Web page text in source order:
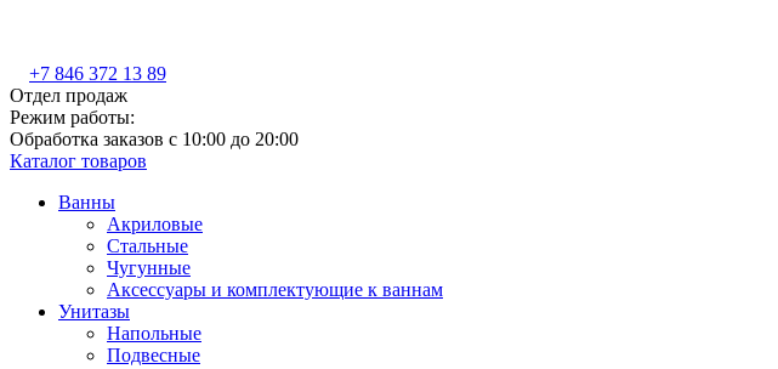
+7 846 372 13 89
Отдел продаж
Режим работы:
Обработка заказов с 10:00 до 20:00
Каталог товаров
Ванны
Акриловые
Стальные
Чугунные
Аксессуары и комплектующие к ваннам
Унитазы
Напольные
Подвесные